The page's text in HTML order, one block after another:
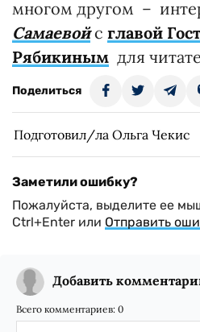
многом другом –
Самаевойс главой
Рябикиным для
Поделиться
Подготовил/ла Ольга Чекис
Заметили ошибку?
Пожалуйста, выделите ее
Ctrl+Enter или Отправить
Добавить
Всего комментариев: 0